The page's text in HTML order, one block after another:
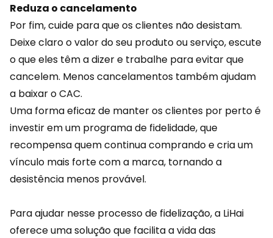
Reduza o cancelamento
Por fim, cuide para que os clientes não desistam.
Deixe claro o valor do seu produto ou serviço, escute
o que eles têm a dizer e trabalhe para evitar que
cancelem. Menos cancelamentos também ajudam
a baixar o CAC.
Uma forma eficaz de manter os clientes por perto é
investir em um programa de fidelidade, que
recompensa quem continua comprando e cria um
vínculo mais forte com a marca, tornando a
desistência menos provável.
Para ajudar nesse processo de fidelização, a LiHai
oferece uma solução que facilita a vida das